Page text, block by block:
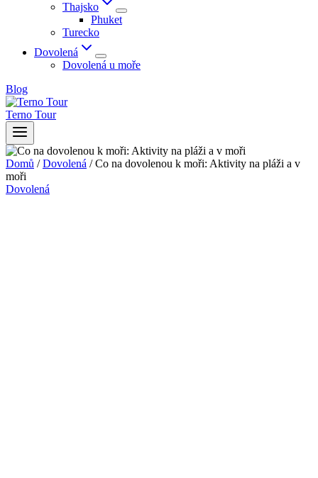
Thajsko
Phuket
Turecko
Dovolená
Dovolená u moře
Blog
Terno Tour
Domů / Dovolená / Co na dovolenou k moři: Aktivity na pláži a v
moři
Dovolená